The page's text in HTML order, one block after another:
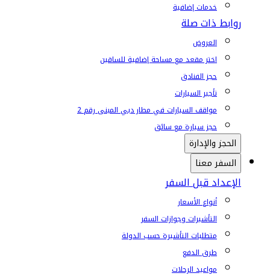
خدمات إضافية
روابط ذات صلة
العروض
اختر مقعد مع مساحة إضافية للساقين
حجز الفنادق
تأجير السيارات
مواقف السيارات في مطار دبي المبنى رقم 2
حجز سيارة مع سائق
الحجز والإدارة
السفر معنا
الإعداد قبل السفر
أنواع الأسعار
التأشيرات وجوازات السفر
متطلبات التأشيرة حسب الدولة
طرق الدفع
مواعيد الرحلات